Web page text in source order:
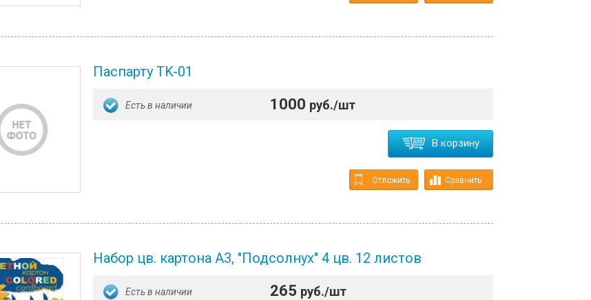
Паспарту TK-01
Есть в наличии 1000 руб./шт
В корзину
Отложить Сравнить
Набор цв. картона А3, "Подсолнух" 4 цв. 12 листов
Есть в наличии 265 руб./шт